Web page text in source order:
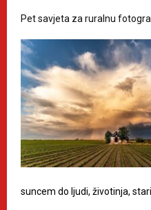
Pet savjeta za ruralnu
suncem do ljudi, životinja,